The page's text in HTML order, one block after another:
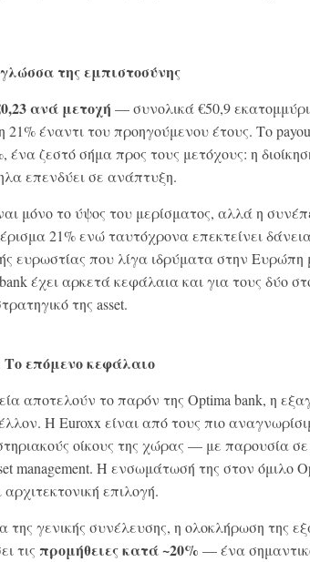
της εμπιστοσύνης
ανά μετοχή — συνολικά €50,9
έναντι του προηγούμενου έτους. Το
ζεστό σήμα προς τους μετόχους: η
επενδύει σε ανάπτυξη.
μόνο το ύψος του μερίσματος, αλλά η
21% ενώ ταυτόχρονα επεκτείνει
ευρωστίας που λίγα ιδρύματα στην
έχει αρκετά κεφάλαια και για τους δύο
της asset.
επόμενο κεφάλαιο
αποτελούν το παρόν της Optima bank, η
Η Euroxx είναι από τους πιο
οίκους της χώρας — με παρουσία σε
management. Η ενσωμάτωσή της στον όμιλο
επιλογή.
γενικής συνέλευσης, η ολοκλήρωση της
τις προμήθειες κατά ~20% — ένα